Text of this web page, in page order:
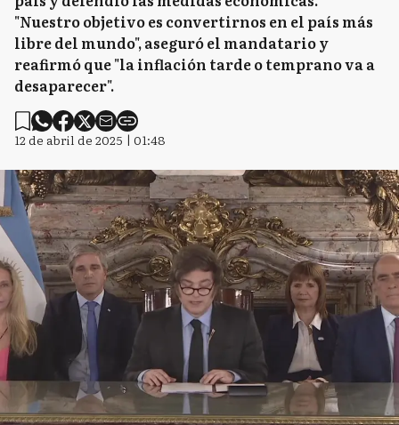
"Nuestro objetivo es convertirnos en el país más
libre del mundo", aseguró el mandatario y
reafirmó que "la inflación tarde o temprano va a
desaparecer".
12 de abril de 2025 | 01:48